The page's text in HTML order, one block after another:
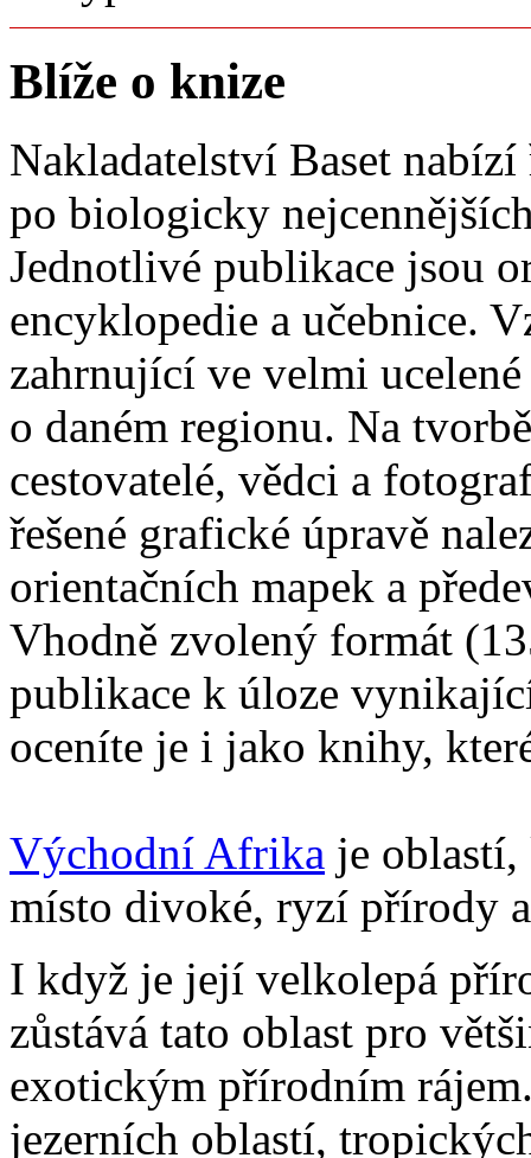
Blíže o knize
Nakladatelství Baset
po biologicky
Jednotlivé publikace jsou
encyklopedie a učebnice.
zahrnující ve velmi
o daném regionu. Na
cestovatelé, vědci a
řešené grafické úpravě
orientačních mapek a
Vhodně zvolený formát
publikace k úloze
oceníte je i jako knihy,
Východní Afrika je
místo divoké, ryzí přírody
I když je její velkolepá
zůstává tato oblast pro
exotickým přírodním
jezerních oblastí,